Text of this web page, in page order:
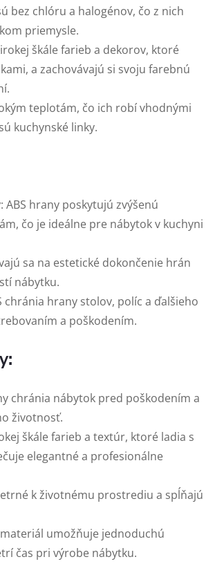
bez chlóru a halogénov, čo z nich
priemysle.
škále farieb a dekorov, ktoré
a zachovávajú si svoju farebnú
teplotám, čo ich robí vhodnými
kuchynské linky.
: ABS hrany poskytujú zvýšenú
čo je ideálne pre nábytok v kuchyni
sa na estetické dokončenie hrán
nábytku.
chránia hrany stolov, políc a ďalšieho
a poškodením.
chránia nábytok pred poškodením a
životnosť.
škále farieb a textúr, ktoré ladia s
elegantné a profesionálne
k životnému prostrediu a spĺňajú
umožňuje jednoduchú
čas pri výrobe nábytku.